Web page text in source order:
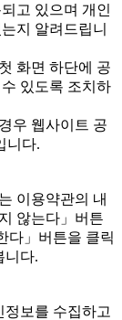
고 있으며 개인
지 알려드립니
화면 하단에 공
있도록 조치하
우 웹사이트 공
니다.
이용약관의 내
않는다」버튼
다」버튼을 클릭
니다.
보를 수집하고